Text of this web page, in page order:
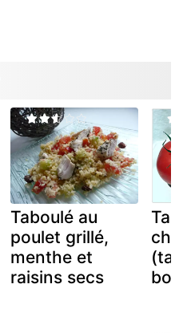
Taboulé au
poulet grillé,
menthe et
raisins secs